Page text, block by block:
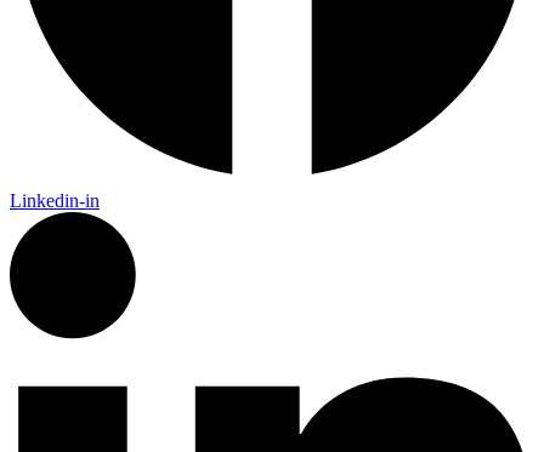
Linkedin-in